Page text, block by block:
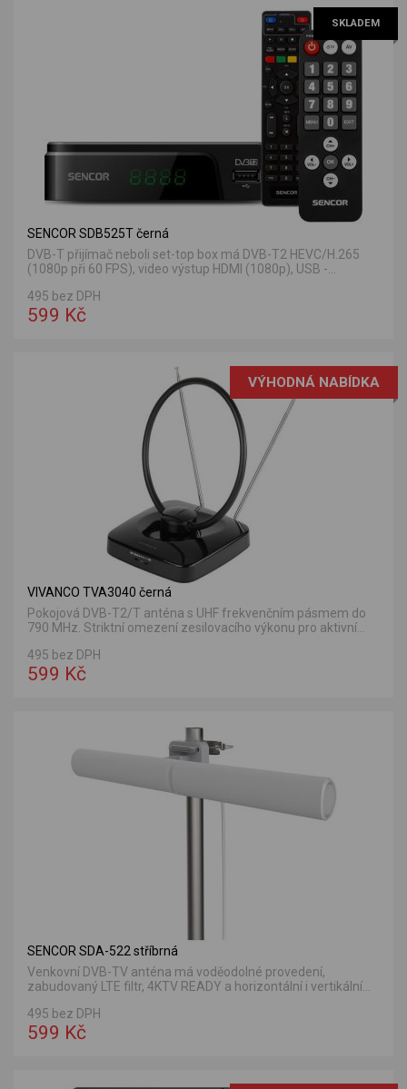
SKLADEM
SENCOR SDB525T černá
DVB-T přijímač neboli set-top box má DVB-T2 HEVC/H.265
(1080p při 60 FPS), video výstup HDMI (1080p), USB -...
495 bez DPH
599 Kč
VÝHODNÁ NABÍDKA
VIVANCO TVA3040 černá
Pokojová DVB-T2/T anténa s UHF frekvenčním pásmem do
790 MHz. Striktní omezení zesilovacího výkonu pro aktivní...
495 bez DPH
599 Kč
SENCOR SDA-522 stříbrná
Venkovní DVB-TV anténa má voděodolné provedení,
zabudovaný LTE filtr, 4KTV READY a horizontální i vertikální...
495 bez DPH
599 Kč